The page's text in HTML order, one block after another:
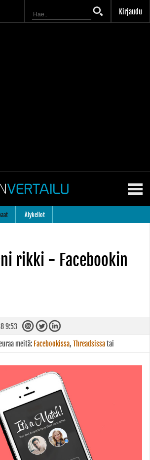
Kirjaudu
Älykellot
rikki - Facebookin
9:53
meitä: Facebookissa, Threadsissatai